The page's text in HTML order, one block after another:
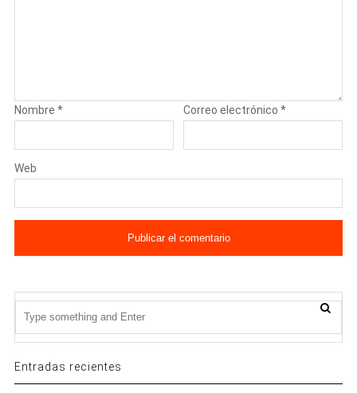
Nombre * Correo electrónico*
Web
Entradas recientes